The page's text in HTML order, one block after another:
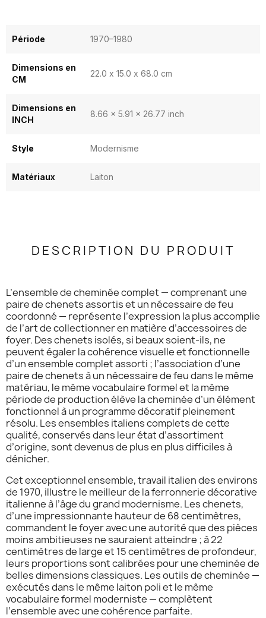
Période 1970–1980
Dimensions en
CM
22.0 x 15.0 x 68.0 cm
Dimensions en
INCH
8.66 x 5.91 x 26.77 inch
Style Modernisme
Matériaux Laiton
DESCRIPTION DU PRODUIT
L’ensemble de cheminée complet — comprenant une
paire de chenets assortis et un nécessaire de feu
coordonné — représente l’expression la plus accomplie
de l’art de collectionner en matière d’accessoires de
foyer. Des chenets isolés, si beaux soient-ils, ne
peuvent égaler la cohérence visuelle et fonctionnelle
d’un ensemble complet assorti ; l’association d’une
paire de chenets à un nécessaire de feu dans le même
matériau, le même vocabulaire formel et la même
période de production élève la cheminée d’un élément
fonctionnel à un programme décoratif pleinement
résolu. Les ensembles italiens complets de cette
qualité, conservés dans leur état d’assortiment
d’origine, sont devenus de plus en plus difficiles à
dénicher.
Cet exceptionnel ensemble, travail italien des environs
de 1970, illustre le meilleur de la ferronnerie décorative
italienne à l’âge du grand modernisme. Les chenets,
d’une impressionnante hauteur de 68 centimètres,
commandent le foyer avec une autorité que des pièces
moins ambitieuses ne sauraient atteindre ; à 22
centimètres de large et 15 centimètres de profondeur,
leurs proportions sont calibrées pour une cheminée de
belles dimensions classiques. Les outils de cheminée —
exécutés dans le même laiton poli et le même
vocabulaire formel moderniste — complètent
l’ensemble avec une cohérence parfaite.